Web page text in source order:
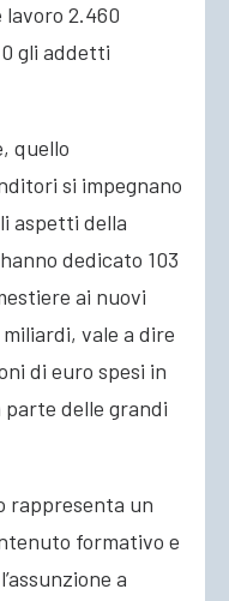
2.460
gli addetti
quello
si impegnano
aspetti della
dedicato 103
ai nuovi
vale a dire
di euro spesi in
delle grandi
rappresenta un
formativo e
a